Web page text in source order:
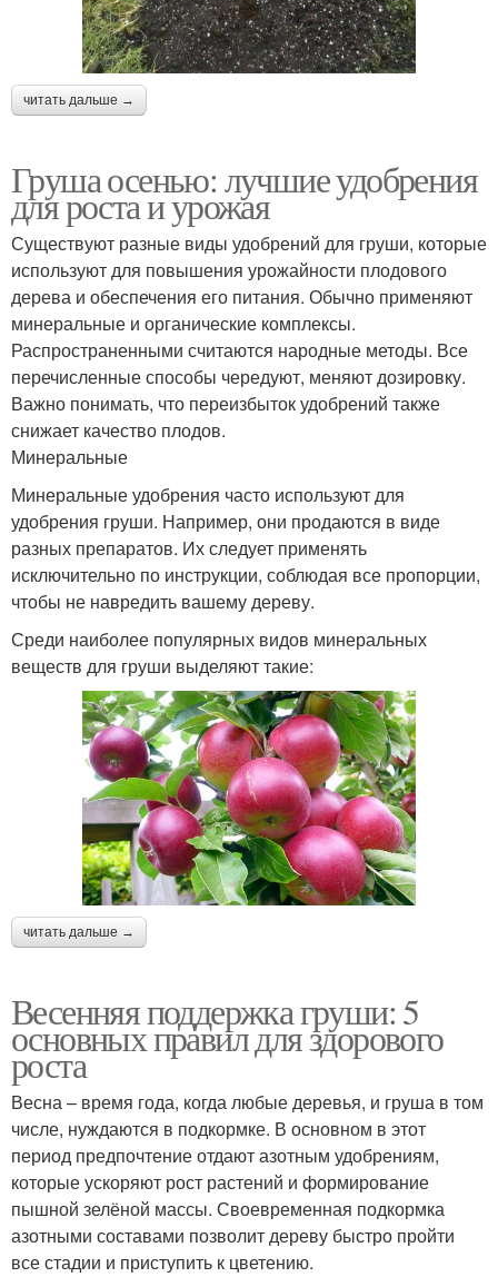
читать дальше →
Груша осенью: лучшие удобрения
для роста и урожая
Существуют разные виды удобрений для груши, которые
используют для повышения урожайности плодового
дерева и обеспечения его питания. Обычно применяют
минеральные и органические комплексы.
Распространенными считаются народные методы. Все
перечисленные способы чередуют, меняют дозировку.
Важно понимать, что переизбыток удобрений также
снижает качество плодов.
Минеральные
Минеральные удобрения часто используют для
удобрения груши. Например, они продаются в виде
разных препаратов. Их следует применять
исключительно по инструкции, соблюдая все пропорции,
чтобы не навредить вашему дереву.
Среди наиболее популярных видов минеральных
веществ для груши выделяют такие:
читать дальше →
Весенняя поддержка груши: 5
основных правил для здорового
роста
Весна – время года, когда любые деревья, и груша в том
числе, нуждаются в подкормке. В основном в этот
период предпочтение отдают азотным удобрениям,
которые ускоряют рост растений и формирование
пышной зелёной массы. Своевременная подкормка
азотными составами позволит дереву быстро пройти
все стадии и приступить к цветению.